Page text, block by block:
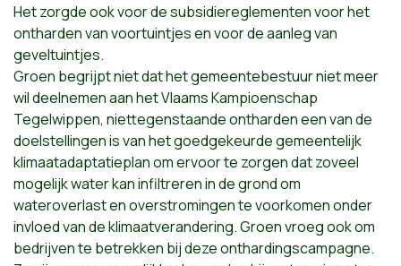
Het zorgde ook voor de subsidiereglementen voor het
ontharden van voortuintjes en voor de aanleg van
geveltuintjes.
Groen begrijpt niet dat het gemeentebestuur niet meer
wil deelnemen aan het Vlaams Kampioenschap
Tegelwippen, niettegenstaande ontharden een van de
doelstellingen is van het goedgekeurde gemeentelijk
klimaatadaptatieplan om ervoor te zorgen dat zoveel
mogelijk water kan infiltreren in de grond om
wateroverlast en overstromingen te voorkomen onder
invloed van de klimaatverandering. Groen vroeg ook om
bedrijven te betrekken bij deze onthardingscampagne.